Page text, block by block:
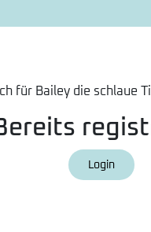
für Bailey die schlaue
Login